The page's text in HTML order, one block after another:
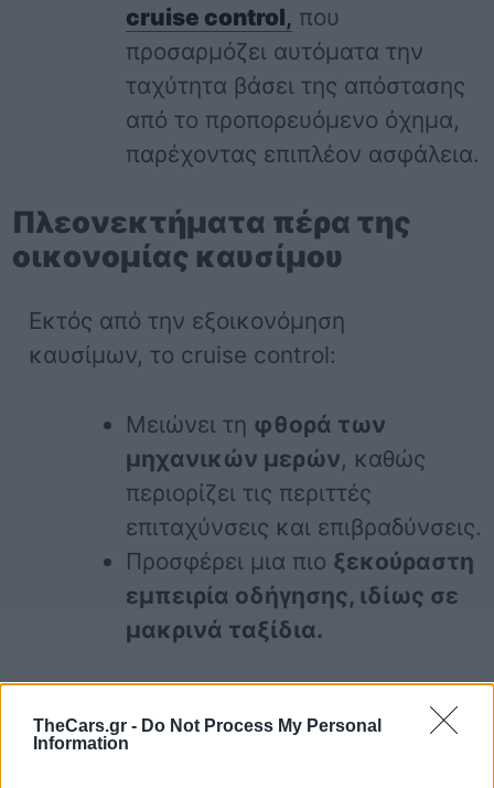
TheCars.gr - Do Not Process My Personal
Information
cruise control, που
προσαρμόζει αυτόματα την
ταχύτητα βάσει της απόστασης
από το προπορευόμενο όχημα,
παρέχοντας επιπλέον ασφάλεια.
Πλεονεκτήματα πέρα της
οικονομίας καυσίμου
Εκτός από την εξοικονόμηση
καυσίμων, το cruise control:
Μειώνει τη φθορά των
μηχανικών μερών, καθώς
περιορίζει τις περιττές
επιταχύνσεις και επιβραδύνσεις.
Προσφέρει μια πιο ξεκούραστη
εμπειρία οδήγησης, ιδίως σε
μακρινά ταξίδια.